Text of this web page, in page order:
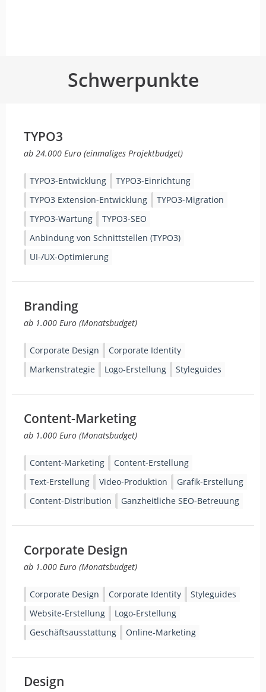
Schwerpunkte
TYPO3
ab 24.000 Euro (einmaliges Projektbudget)
TYPO3-Entwicklung
TYPO3-Einrichtung
TYPO3 Extension-Entwicklung
TYPO3-Migration
TYPO3-Wartung
TYPO3-SEO
Anbindung von Schnittstellen (TYPO3)
UI-/UX-Optimierung
Branding
ab 1.000 Euro (Monatsbudget)
Corporate Design
Corporate Identity
Markenstrategie
Logo-Erstellung Styleguides
Content-Marketing
ab 1.000 Euro (Monatsbudget)
Content-Marketing
Content-Erstellung
Text-Erstellung
Video-Produktion
Grafik-Erstellung
Content-Distribution
Ganzheitliche SEO-Betreuung
Corporate Design
ab 1.000 Euro (Monatsbudget)
Corporate Design Corporate Identity
Styleguides
Website-Erstellung
Logo-Erstellung
Geschäftsausstattung
Online-Marketing
Design